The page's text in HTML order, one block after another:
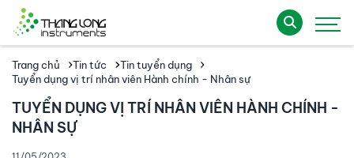
Trang chủ Tin tức
Tin tuyển dụng
Tuyển dụng vị trí nhân viên Hành chính - Nhân sự
TUYỂN DỤNG VỊ TRÍ NHÂN VIÊN HÀNH CHÍNH -
NHÂN SỰ